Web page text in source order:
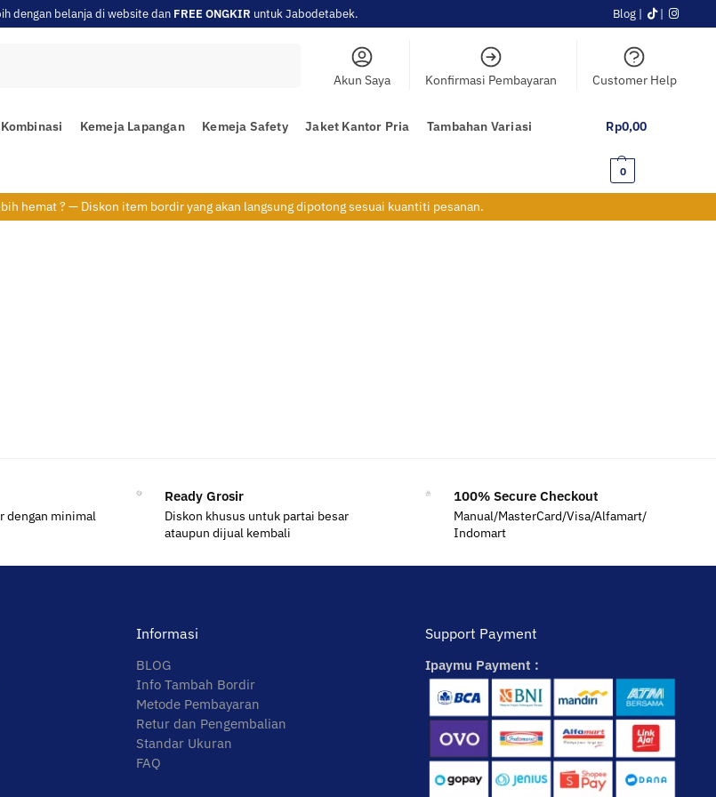
dengan belanja di website dan FREE ONGKIR untuk Jabodetabek. Blog | |
Akun Saya Konfirmasi Pembayaran Customer Help
Kemeja Lapangan Kemeja Safety Jaket Kantor Pria Tambahan Variasi Rp0,00
0
hemat ? — Diskon item bordir yang akan langsung dipotong sesuai kuantiti pesanan.
dengan minimal
Ready Grosir
Diskon khusus untuk partai besar
ataupun dijual kembali
100% Secure Checkout
Manual/MasterCard/Visa/Alfamart/
Indomart
Informasi
BLOG
Info Tambah Bordir
Metode Pembayaran
Retur dan Pengembalian
Standar Ukuran
FAQ
Support Payment
Ipaymu Payment :